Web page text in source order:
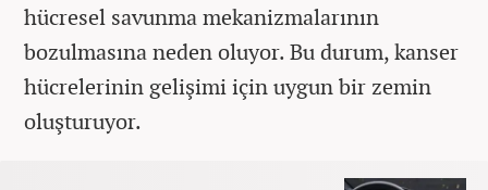
hücresel savunma mekanizmalarının
bozulmasına neden oluyor. Bu durum, kanser
hücrelerinin gelişimi için uygun bir zemin
oluşturuyor.